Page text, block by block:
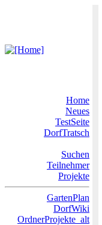
Home
Neues
TestSeite
DorfTratsch
Suchen
Teilnehmer
Projekte
GartenPlan
DorfWiki
OrdnerProjekte_alt